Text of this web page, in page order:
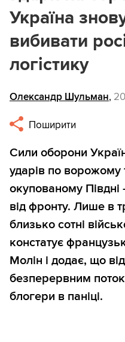
Україна
вибивати
логістику
Олександр Шульман,
Поширити
Сили оборони
ударів по ворожому
окупованому Півдні
від фронту. Лише в
близько сотні
констатує
Молін і додає, що
безперервним
блогери в паніці.